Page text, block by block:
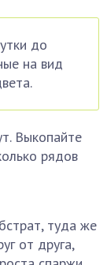
до
на вид
Выкопайте
рядов
туда же
от друга,